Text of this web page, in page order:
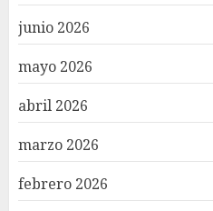
junio 2026
mayo 2026
abril 2026
marzo 2026
febrero 2026